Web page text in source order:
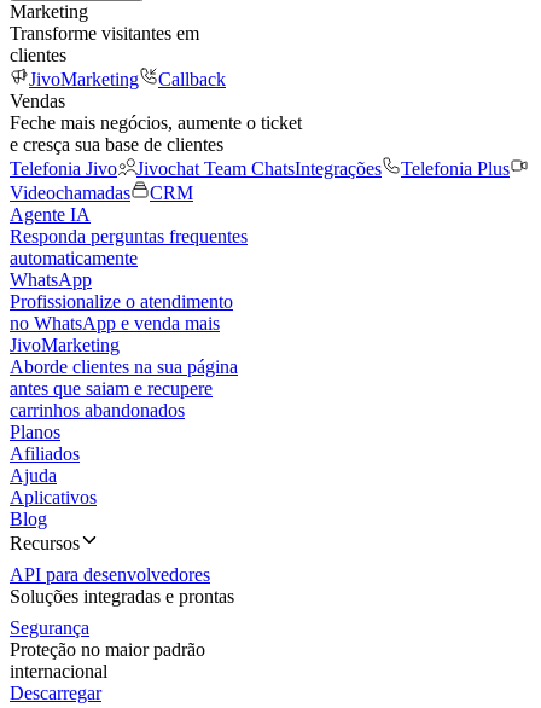
Marketing
Transforme visitantes em
clientes
JivoMarketing
Callback
Vendas
Feche mais negócios, aumente o ticket
e cresça sua base de clientes
Telefonia Jivo
Jivochat Team ChatsIntegrações
Telefonia Plus
Videochamadas
CRM
Agente IA
Responda perguntas frequentes
automaticamente
WhatsApp
Profissionalize o atendimento
no WhatsApp e venda mais
JivoMarketing
Aborde clientes na sua página
antes que saiam e recupere
carrinhos abandonados
Planos
Afiliados
Ajuda
Aplicativos
Blog
Recursos
API para desenvolvedores
Soluções integradas e prontas
Segurança
Proteção no maior padrão
internacional
Descarregar